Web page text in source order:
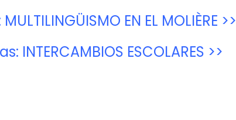
EN EL MOLIÈRE >>
INTERCAMBIOS ESCOLARES >>